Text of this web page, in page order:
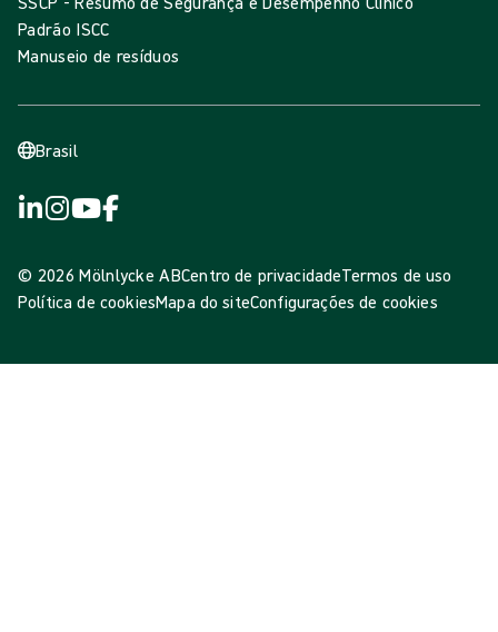
Padrão ISCC
Manuseio de resíduos
Brasil
© 2026 Mölnlycke ABCentro de privacidadeTermos de uso
Política de cookiesMapa do siteConfigurações de cookies